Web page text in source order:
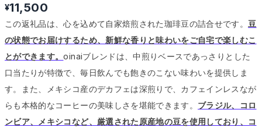
¥11,500
この返礼品は、心を込めて自家焙煎された珈琲豆の詰合せです。 豆
の状態でお届けするため、新鮮な香りと味わいをご自宅で楽しむこ
とができます。oinaiブレンドは、中煎りベースであっさりとした
口当たりが特徴で、毎日飲んでも飽きのこない味わいを提供しま
す。
また、メキシコ産のデカフェは深煎りで、カフェインレスなが
らも本格的なコーヒーの美味しさを堪能できます。 ブラジル、コロ
ンビア、メキシコなど、厳選された原産地の豆を使用しており、コ